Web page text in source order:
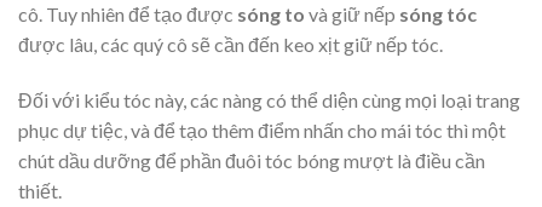
cô. Tuy nhiên để tạo được sóng to và giữ nếp sóng tóc
được lâu, các quý cô sẽ cần đến keo xịt giữ nếp tóc.
Đối với kiểu tóc này, các nàng có thể diện cùng mọi loại trang
phục dự tiệc, và để tạo thêm điểm nhấn cho mái tóc thì một
chút dầu dưỡng để phần đuôi tóc bóng mượt là điều cần
thiết.